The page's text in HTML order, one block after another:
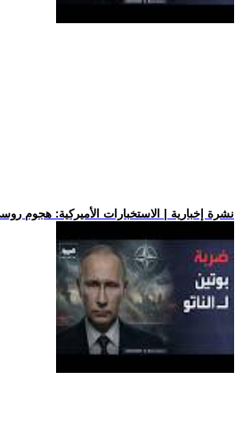
.. نشرة إخبارية | الاستخبارات الأميركية: هجوم